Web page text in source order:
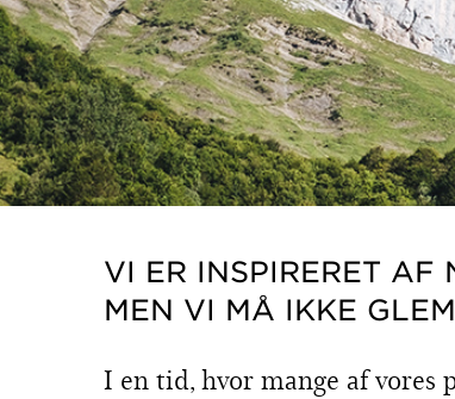
VI ER INSPIRERET AF
MEN VI MÅ IKKE
I en tid, hvor mange af vores